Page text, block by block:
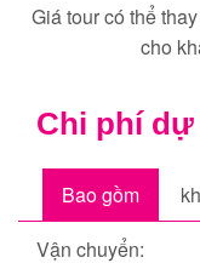
Giá tour có thể
cho
Chi phí dự
Bao gồm
Vận chuyển: